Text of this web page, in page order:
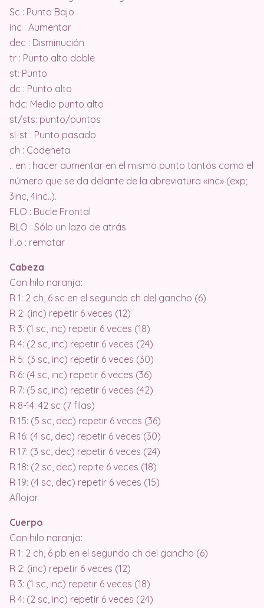
Sc : Punto Bajo
inc : Aumentar
dec : Disminución
tr : Punto alto doble
st: Punto
dc : Punto alto
hdc: Medio punto alto
st/sts: punto/puntos
sl-st : Punto pasado
ch : Cadeneta
.. en : hacer aumentar en el mismo punto tantos como el
número que se da delante de la abreviatura «inc» (exp;
3inc, 4inc..).
FLO : Bucle Frontal
BLO : Sólo un lazo de atrás
F.o : rematar
Cabeza
Con hilo naranja:
R 1: 2 ch, 6 sc en el segundo ch del gancho (6)
R 2: (inc) repetir 6 veces (12)
R 3: (1 sc, inc) repetir 6 veces (18)
R 4: (2 sc, inc) repetir 6 veces (24)
R 5: (3 sc, inc) repetir 6 veces (30)
R 6: (4 sc, inc) repetir 6 veces (36)
R 7: (5 sc, inc) repetir 6 veces (42)
R 8-14: 42 sc (7 filas)
R 15: (5 sc, dec) repetir 6 veces (36)
R 16: (4 sc, dec) repetir 6 veces (30)
R 17: (3 sc, dec) repetir 6 veces (24)
R 18: (2 sc, dec) repite 6 veces (18)
R 19: (4 sc, dec) repetir 6 veces (15)
Aflojar
Cuerpo
Con hilo naranja:
R 1: 2 ch, 6 pb en el segundo ch del gancho (6)
R 2: (inc) repetir 6 veces (12)
R 3: (1 sc, inc) repetir 6 veces (18)
R 4: (2 sc, inc) repetir 6 veces (24)